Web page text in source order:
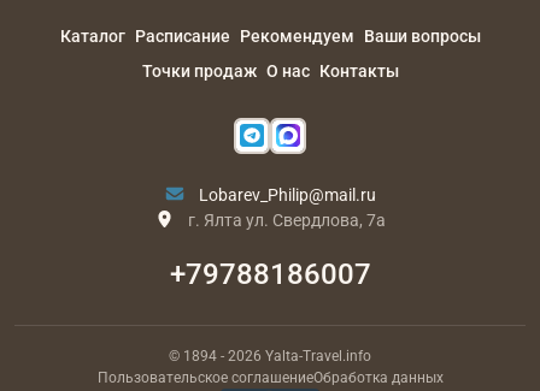
Каталог Расписание Рекомендуем
Ваши вопросы
Точки продаж О нас Контакты
Lobarev_Philip@mail.ru
г. Ялта ул. Свердлова, 7а
+79788186007
© 1894 - 2026 Yalta-Travel.info
Пользовательское соглашениеОбработка данных